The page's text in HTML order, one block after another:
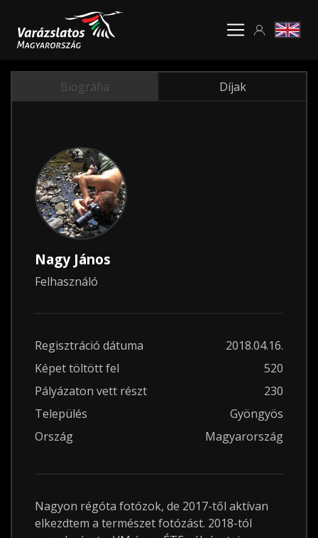
Biográfia Díjak
Nagy János
Felhasználó
Regisztráció dátuma
2018.04.16.
Képet töltött fel
520
Pályázaton vett részt
230
Település
Gyöngyös
Ország
Magyarország
Nagyon régóta fotózok, de 2017-től aktívan
elkezdtem a természet fotózást. 2018-tól